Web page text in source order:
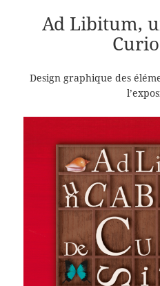
Ad Libitum,
Design graphique des